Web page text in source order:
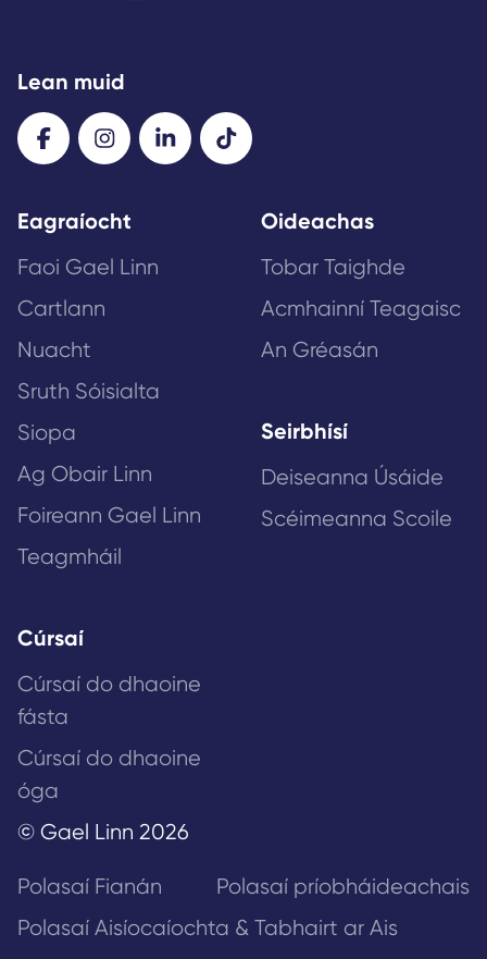
Lean muid
Eagraíocht
Faoi Gael Linn
Cartlann
Nuacht
Sruth Sóisialta
Siopa
Ag Obair Linn
Foireann Gael Linn
Teagmháil
Oideachas
Tobar Taighde
Acmhainní Teagaisc
An Gréasán
Seirbhísí
Deiseanna Úsáide
Scéimeanna Scoile
Cúrsaí
Cúrsaí do dhaoine
fásta
Cúrsaí do dhaoine
óga
© Gael Linn 2026
Polasaí Fianán
Polasaí príobháideachais
Polasaí Aisíocaíochta & Tabhairt ar Ais